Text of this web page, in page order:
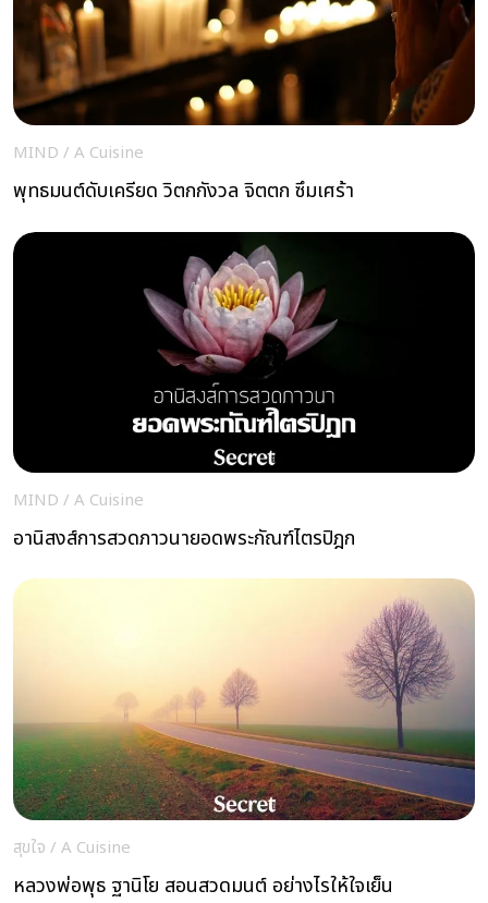
MIND / A Cuisine
พุทธมนต์ดับเครียด วิตกกังวล จิตตก ซึมเศร้า
MIND / A Cuisine
อานิสงส์การสวดภาวนายอดพระกัณฑ์ไตรปิฎก
สุขใจ / A Cuisine
หลวงพ่อพุธ ฐานิโย สอนสวดมนต์ อย่างไรให้ใจเย็น